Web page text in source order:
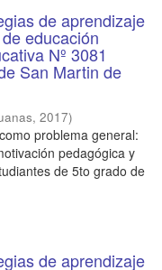
de aprendizaje
educación
Nº 3081
San Martin de
, 2017)
problema general:
pedagógica y
de 5to grado de
de aprendizaje